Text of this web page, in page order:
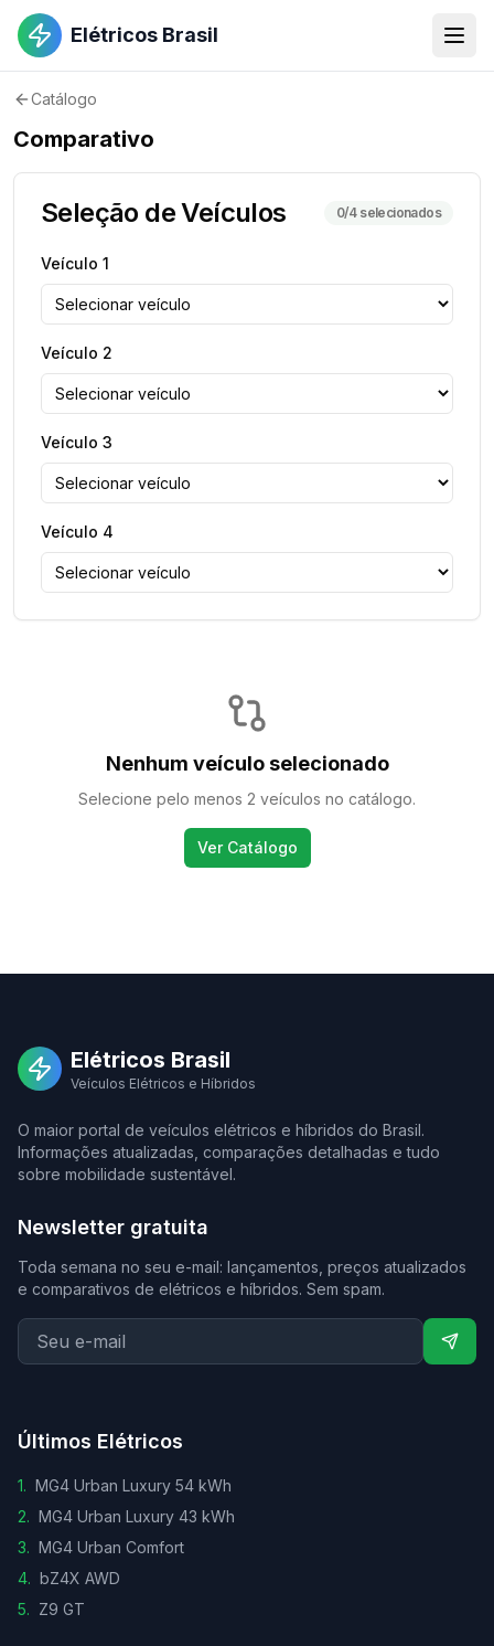
Elétricos Brasil
Catálogo
Comparativo
Seleção de Veículos 0/4 selecionados
Veículo 1
Veículo 2
Veículo 3
Veículo 4
Nenhum veículo selecionado
Selecione pelo menos 2 veículos no catálogo.
Ver Catálogo
Elétricos Brasil
Veículos Elétricos e Híbridos
O maior portal de veículos elétricos e híbridos do Brasil.
Informações atualizadas, comparações detalhadas e tudo
sobre mobilidade sustentável.
Newsletter gratuita
Toda semana no seu e-mail: lançamentos, preços atualizados
e comparativos de elétricos e híbridos. Sem spam.
Últimos Elétricos
1. MG4 Urban Luxury 54 kWh
2. MG4 Urban Luxury 43 kWh
3. MG4 Urban Comfort
4. bZ4X AWD
5. Z9 GT